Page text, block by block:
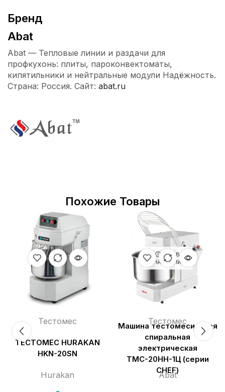
Бренд
Abat
Abat — Тепловые линии и раздачи для
профкухонь: плиты, пароконвектоматы,
кипятильники и нейтральные модули Надёжность.
Страна: Россия. Сайт: abat.ru
Похожие Товары
Тестомес
ТЕСТОМЕС HURAKAN
HKN-20SN
Hurakan
НЕТ В
НАЛИЧИИ
Тестомес
Машина тестомесильная
спиральная
электрическая
ТМС-20НН-1Ц (серии
CHEF)
Abat